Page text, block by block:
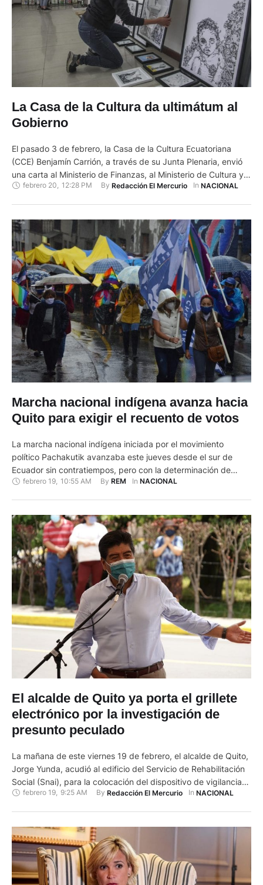
La Casa de la Cultura da ultimátum al
Gobierno
El pasado 3 de febrero, la Casa de la Cultura Ecuatoriana
(CCE) Benjamín Carrión, a través de su Junta Plenaria, envió
una carta al Ministerio de Finanzas, al Ministerio de Cultura y
Patrimonio, y a la Presidencia de la República, para solicitar la
febrero 20, 12:28 PM By Redacción El Mercurio In NACIONAL
Marcha nacional indígena avanza hacia
Quito para exigir el recuento de votos
La marcha nacional indígena iniciada por el movimiento
político Pachakutik avanzaba este jueves desde el sur de
Ecuador sin contratiempos, pero con la determinación de
exigir al Consejo Nacional Electoral (CNE) el recuento de
febrero 19 10:55 AM By REM In NACIONAL
El alcalde de Quito ya porta el grillete
electrónico por la investigación de
presunto peculado
La mañana de este viernes 19 de febrero, el alcalde de Quito,
Jorge Yunda, acudió al edificio del Servicio de Rehabilitación
Social (Snai), para la colocación del dispositivo de vigilancia
electrónica (grillete). Yunda debe portar este dispositivo como
febrero 19, 9:25 AM By Redacción El Mercurio In NACIONAL